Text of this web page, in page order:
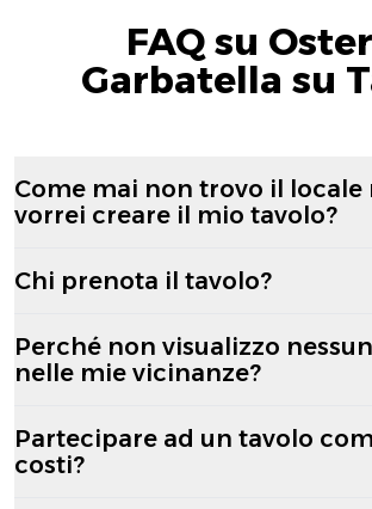
FAQ su
Garbatella su
Come mai non trovo il locale
vorrei creare il mio tavolo?
Chi prenota il tavolo?
Perché non visualizzo
nelle mie vicinanze?
Partecipare ad un tavolo
costi?